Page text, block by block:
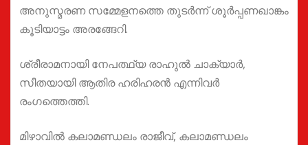
അനുസ്മരണ സമ്മേളനത്തെ തുടർന്ന് ശൂർപ്പണഖാങ്കം
കൂടിയാട്ടം അരങ്ങേറി.
ശ്രീരാമനായി നേപത്ഥ്യ രാഹുൽ ചാക്യാർ,
സീതയായി ആതിര ഹരിഹരൻ എന്നിവർ
രംഗത്തെത്തി.
മിഴാവിൽ കലാമണ്ഡലം രാജീവ്, കലാമണ്ഡലം